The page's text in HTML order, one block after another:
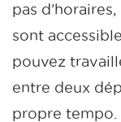
pas
sont
pouvez
entre deux
propre tempo.